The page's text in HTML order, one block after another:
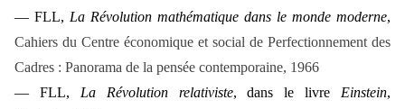
— FLL, La Révolution mathématique dans le monde moderne,
Cahiers du Centre économique et social de Perfectionnement des
Cadres : Panorama de la pensée contemporaine, 1966
— FLL, La Révolution relativiste, dans le livre Einstein,